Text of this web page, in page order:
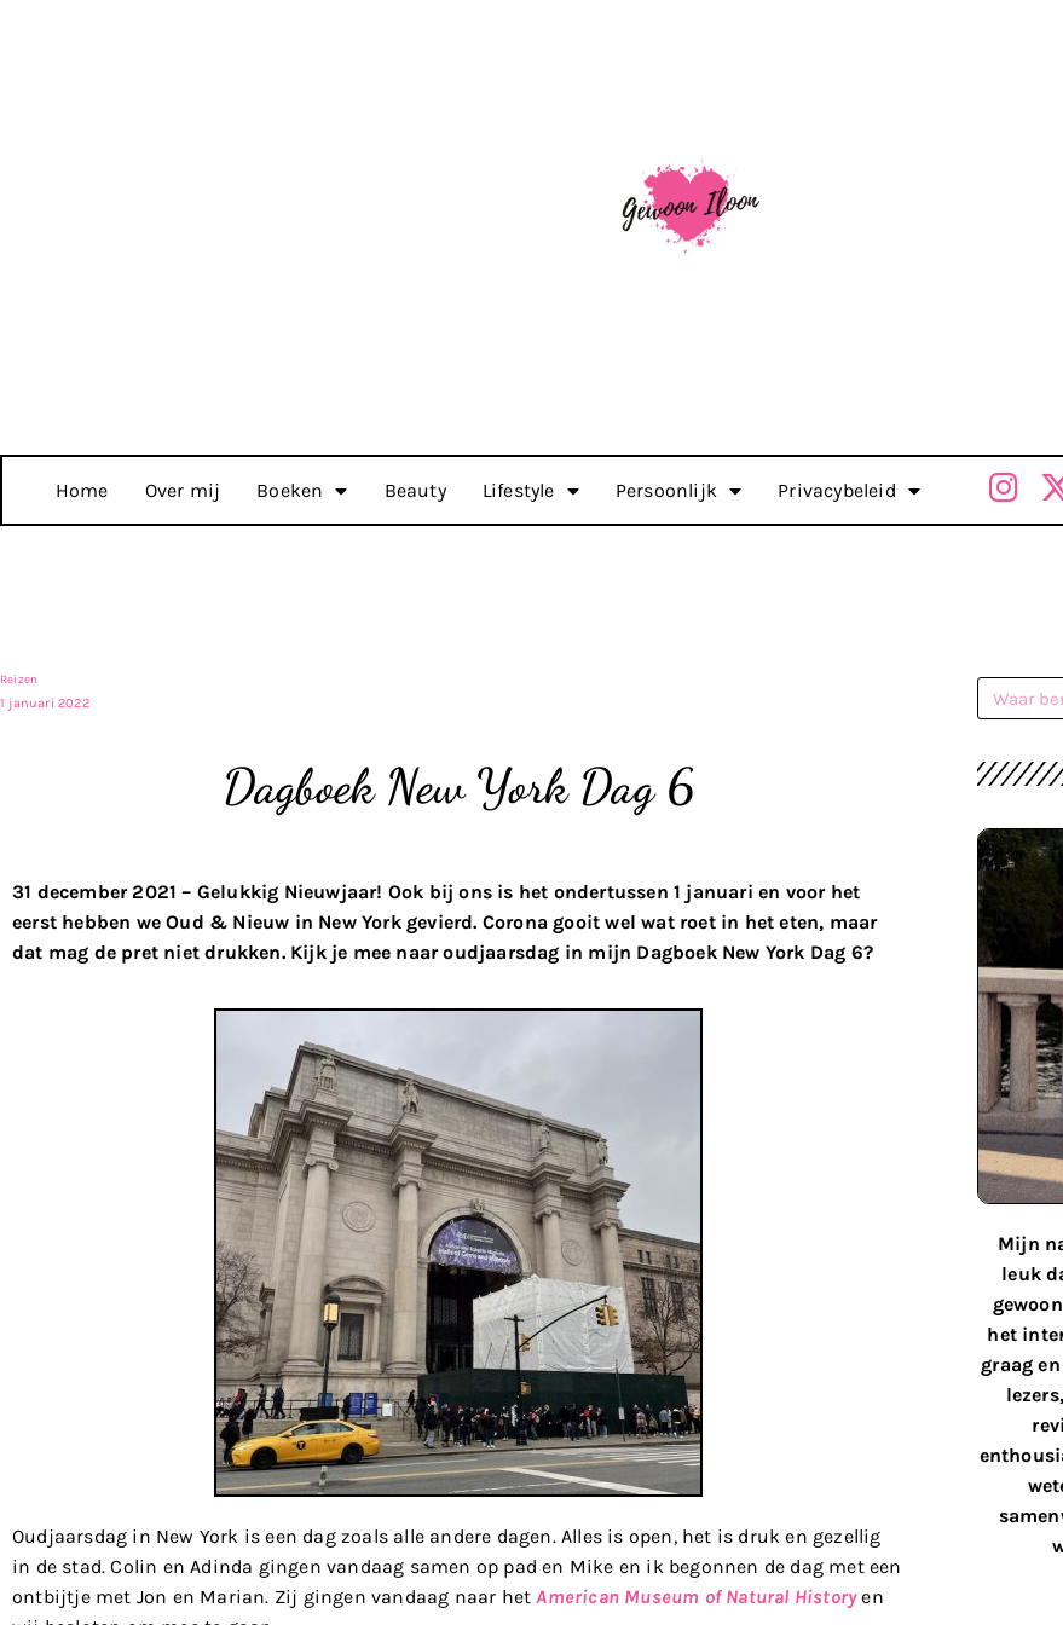
Home Over mij Boeken Beauty Lifestyle Persoonlijk Privacybeleid
Reizen
1 januari 2022
Dagboek New York Dag 6
31 december 2021 – Gelukkig Nieuwjaar! Ook bij ons is het ondertussen 1 januari en voor het
eerst hebben we Oud & Nieuw in New York gevierd. Corona gooit wel wat roet in het eten, maar
dat mag de pret niet drukken. Kijk je mee naar oudjaarsdag in mijn Dagboek New York Dag 6?
Oudjaarsdag in New York is een dag zoals alle andere dagen. Alles is open, het is druk en gezellig
in de stad. Colin en Adinda gingen vandaag samen op pad en Mike en ik begonnen de dag met een
ontbijtje met Jon en Marian. Zij gingen vandaag naar hetAmerican Museum of Natural Historyen
Mijn
leuk
het
graag